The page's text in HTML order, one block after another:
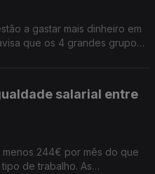
a gastar mais dinheiro em
que os 4 grandes grupos
salarial entre
menos 244€ por mês do que
de trabalho. As